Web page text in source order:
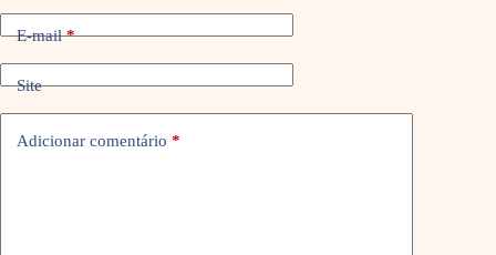
E-mail*
Site
Adicionar comentário *